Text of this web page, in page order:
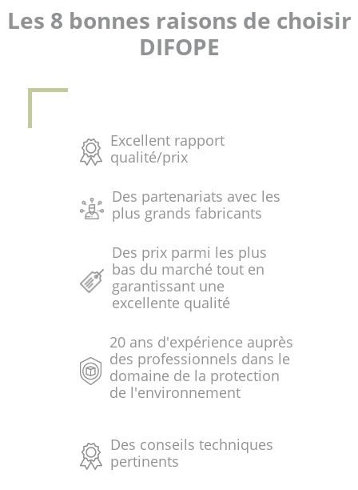
Les 8 bonnes raisons de choisir
DIFOPE
Excellent rapport
qualité/prix
Des partenariats avec les
plus grands fabricants
Des prix parmi les plus
bas du marché tout en
garantissant une
excellente qualité
20 ans d'expérience auprès
des professionnels dans le
domaine de la protection
de l'environnement
Des conseils techniques
pertinents